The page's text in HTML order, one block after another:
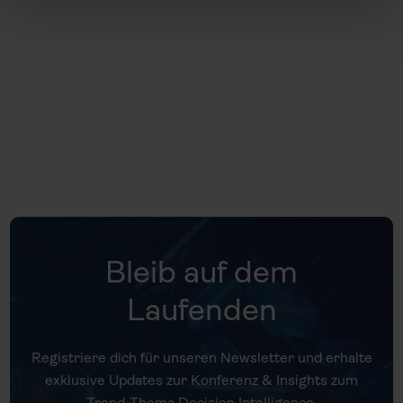
Bleib auf dem
Laufenden
Registriere dich für unseren Newsletter und erhalte
exklusive Updates zur Konferenz & Insights zum